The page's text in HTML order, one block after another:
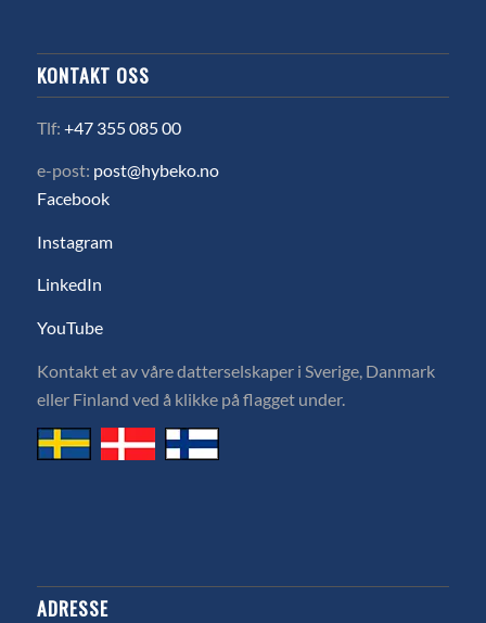
KONTAKT OSS
Tlf: +47 355 085 00
e-post: post@hybeko.no
Facebook
Instagram
LinkedIn
YouTube
Kontakt et av våre datterselskaper i Sverige, Danmark
eller Finland ved å klikke på flagget under.
ADRESSE